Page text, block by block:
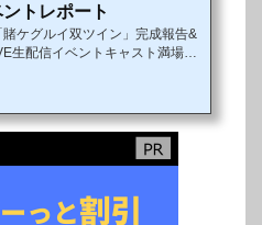
キャスト陣の振り切った演技が
題となりました。そして、原作
がシナリオ原案・監修を務めた
トレポート
賭ケグルイ双ツイン」完成報告&
生配信イベントキャスト満場一
し、月刊「ガンガンJOKER」
載中の「賭ケグルイ双（ツイ
作：河本ほむら、作画：斎木
日（金）より独占配信され
グルイ」の主人公・蛇喰夢子じ